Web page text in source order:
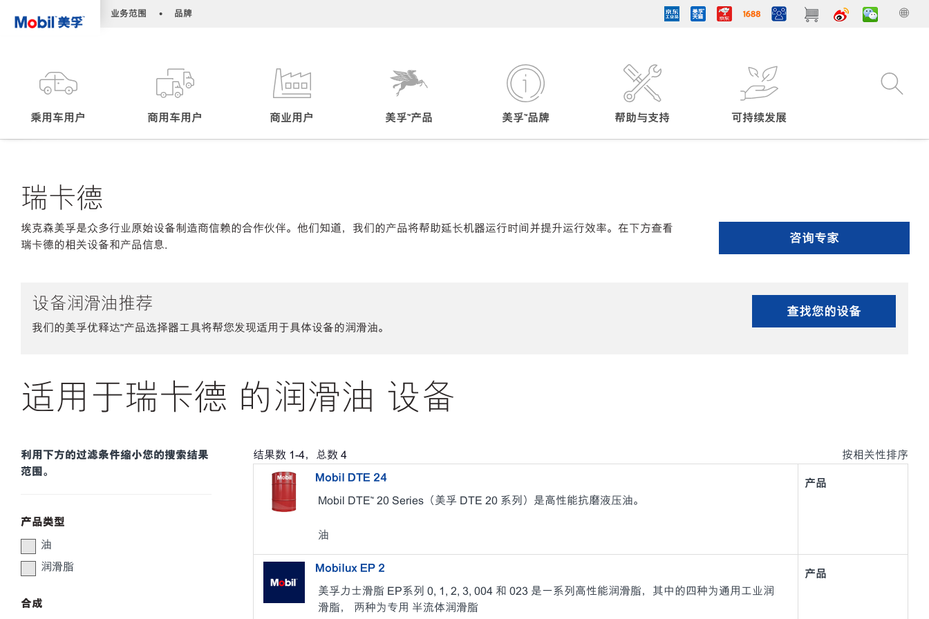
业务范围 • 品牌
乘用车用户 商用车用户 商业用户 美孚™产品 美孚™品牌 帮助与支持 可持续发展
瑞卡德
埃克森美孚是众多行业原始设备制造商信赖的合作伙伴。他们知道，我们的产品将帮助延长机器运行时间并提升运行效率。在下方查看
瑞卡德的相关设备和产品信息.
咨询专家
设备润滑油推荐
我们的美孚优释达℠产品选择器工具将帮您发现适用于具体设备的润滑油。
查找您的设备
适用于瑞卡德 的润滑油 设备
利用下方的过滤条件缩小您的搜索结果
范围。
产品类型
油
润滑脂
合成
结果数 1-4，总数 4 按相关性排序
Mobil DTE 24
Mobil DTE™ 20 Series（美孚 DTE 20 系列）是高性能抗磨液压油。
油
产品
Mobilux EP 2
美孚力士滑脂 EP系列 0, 1, 2, 3, 004 和 023 是一系列高性能润滑脂，其中的四种为通用工业润
滑脂， 两种为专用 半流体润滑脂
产品